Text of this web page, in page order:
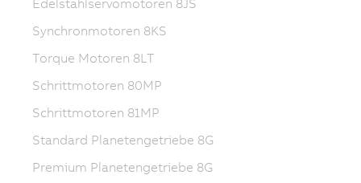
Synchronmotoren 8KS
Torque Motoren 8LT
Schrittmotoren 80MP
Schrittmotoren 81MP
Standard Planetengetriebe 8G
Premium Planetengetriebe 8G